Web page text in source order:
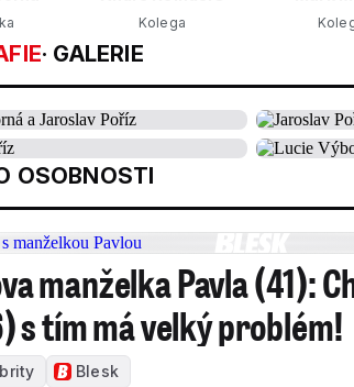
Kolega
· GALERIE
OSOBNOSTI
manželka Pavla (41):
s tím má velký problém!
Blesk